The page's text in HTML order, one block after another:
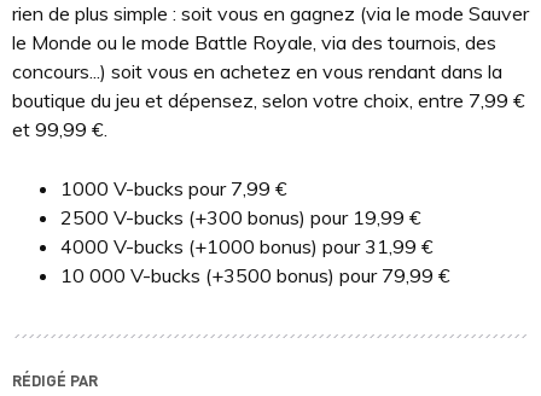
rien de plus simple : soit vous en gagnez (via le mode Sauver
le Monde ou le mode Battle Royale, via des tournois, des
concours...) soit vous en achetez en vous rendant dans la
boutique du jeu et dépensez, selon votre choix, entre 7,99 €
et 99,99 €.
1000 V-bucks pour 7,99 €
2500 V-bucks (+300 bonus) pour 19,99 €
4000 V-bucks (+1000 bonus) pour 31,99 €
10 000 V-bucks (+3500 bonus) pour 79,99 €
RÉDIGÉ PAR